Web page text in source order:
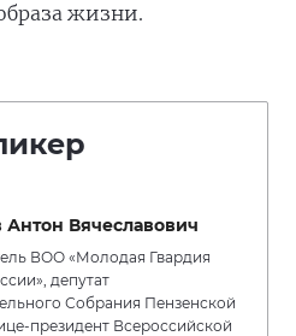
жизни.
Вячеславович
ВОО «Молодая Гвардия
депутат
Собрания Пензенской
президент Всероссийской